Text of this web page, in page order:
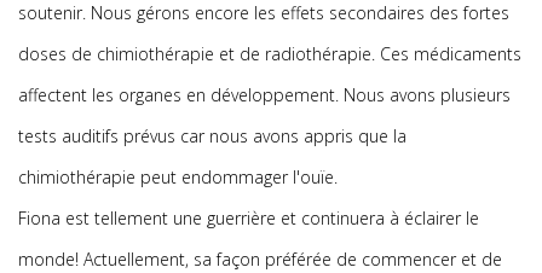
soutenir. Nous gérons encore les effets secondaires des fortes
doses de chimiothérapie et de radiothérapie. Ces médicaments
affectent les organes en développement. Nous avons plusieurs
tests auditifs prévus car nous avons appris que la
chimiothérapie peut endommager l'ouïe.
Fiona est tellement une guerrière et continuera à éclairer le
monde! Actuellement, sa façon préférée de commencer et de